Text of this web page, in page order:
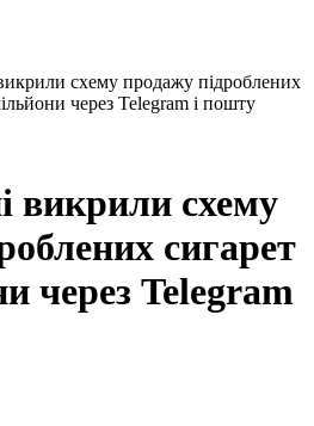
схему продажу підроблених
через Telegram і пошту
викрили схему
сигарет
через Telegram